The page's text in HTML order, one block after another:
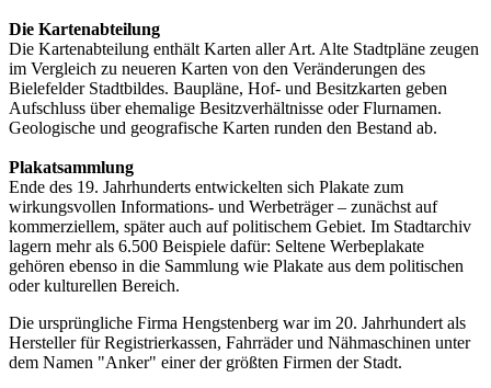
Die Kartenabteilung
Die Kartenabteilung enthält Karten aller Art. Alte Stadtpläne zeugen
im Vergleich zu neueren Karten von den Veränderungen des
Bielefelder Stadtbildes. Baupläne, Hof- und Besitzkarten geben
Aufschluss über ehemalige Besitzverhältnisse oder Flurnamen.
Geologische und geografische Karten runden den Bestand ab.
Plakatsammlung
Ende des 19. Jahrhunderts entwickelten sich Plakate zum
wirkungsvollen Informations- und Werbeträger – zunächst auf
kommerziellem, später auch auf politischem Gebiet. Im Stadtarchiv
lagern mehr als 6.500 Beispiele dafür: Seltene Werbeplakate
gehören ebenso in die Sammlung wie Plakate aus dem politischen
oder kulturellen Bereich.
Die ursprüngliche Firma Hengstenberg war im 20. Jahrhundert als
Hersteller für Registrierkassen, Fahrräder und Nähmaschinen unter
dem Namen "Anker" einer der größten Firmen der Stadt.